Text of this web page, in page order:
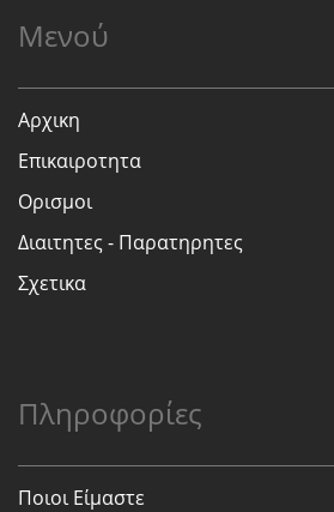
Μενού
Αρχικη
Επικαιροτητα
Ορισμοι
Διαιτητες - Παρατηρητες
Σχετικα
Πληροφορίες
Ποιοι Είμαστε